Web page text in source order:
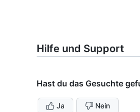
Hilfe und Support
Hast du das Gesuchte
Ja Nein